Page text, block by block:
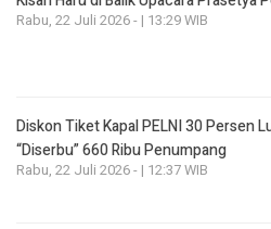
Rabu, 22 Juli 2026 - | 13:29 WIB
Diskon Tiket Kapal PELNI 30 Persen
“Diserbu” 660 Ribu Penumpang
Rabu, 22 Juli 2026 - | 12:37 WIB